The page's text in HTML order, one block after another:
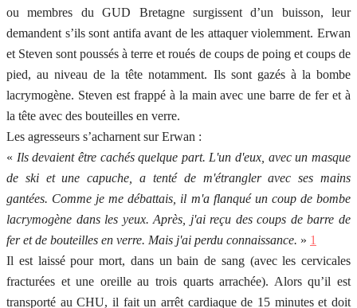
ou membres du GUD Bretagne surgissent d’un buisson, leur
demandent s’ils sont antifa avant de les attaquer violemment. Erwan
et Steven sont poussés à terre et roués de coups de poing et coups de
pied, au niveau de la tête notamment. Ils sont gazés à la bombe
lacrymogène. Steven est frappé à la main avec une barre de fer et à
la tête avec des bouteilles en verre.
Les agresseurs s’acharnent sur Erwan :
« Ils devaient être cachés quelque part. L'un d'eux, avec un masque
de ski et une capuche, a tenté de m'étrangler avec ses mains
gantées. Comme je me débattais, il m'a flanqué un coup de bombe
lacrymogène dans les yeux. Après, j'ai reçu des coups de barre de
fer et de bouteilles en verre. Mais j'ai perdu connaissance. » 1
Il est laissé pour mort, dans un bain de sang (avec les cervicales
fracturées et une oreille au trois quarts arrachée). Alors qu’il est
transporté au CHU, il fait un arrêt cardiaque de 15 minutes et doit